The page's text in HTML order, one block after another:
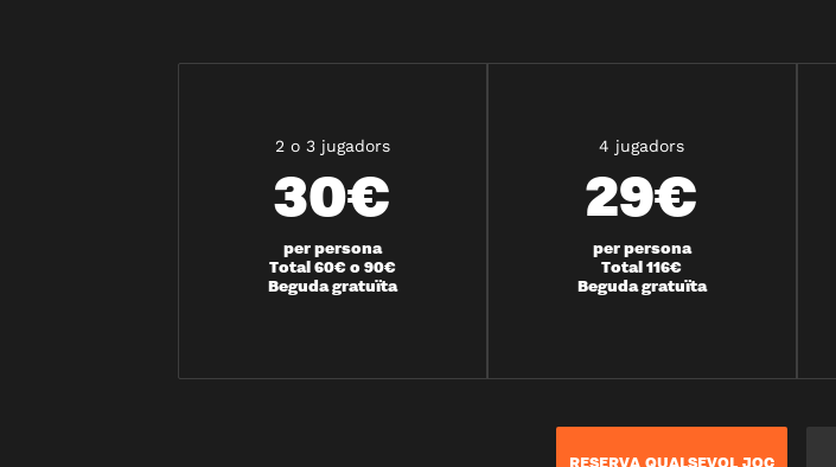
2 o 3 jugadors
30€
per persona
Total 60€ o 90€
Beguda gratuïta
4 jugadors
29€
per persona
Total 116€
Beguda gratuïta
RESERVA QUALSEVOL JOC